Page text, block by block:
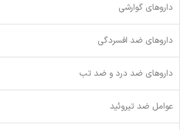
داروهای گوارشی
داروهای ضد افسردگی
داروهای ضد درد و ضد تب
عوامل ضد تیروئید